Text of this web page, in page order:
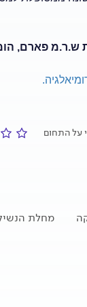
ש.ר.מ פארם,
על התחום
מחלת